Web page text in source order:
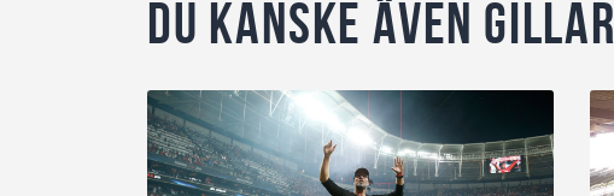
Du kanske även gillar